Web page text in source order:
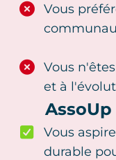
Vous
Vous
et à
Vous
durable